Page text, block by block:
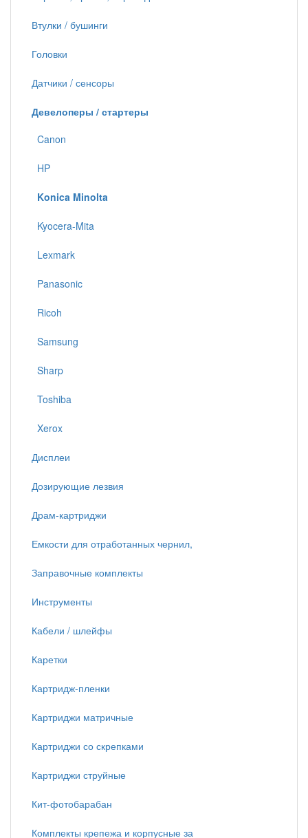
Втулки / бушинги
Головки
Датчики / сенсоры
Девелоперы / стартеры
Canon
HP
Konica Minolta
Kyocera-Mita
Lexmark
Panasonic
Ricoh
Samsung
Sharp
Toshiba
Xerox
Дисплеи
Дозирующие лезвия
Драм-картриджи
Емкости для отработанных чернил,
Заправочные комплекты
Инструменты
Кабели / шлейфы
Каретки
Картридж-пленки
Картриджи матричные
Картриджи со скрепками
Картриджи струйные
Кит-фотобарабан
Комплекты крепежа и корпусные за